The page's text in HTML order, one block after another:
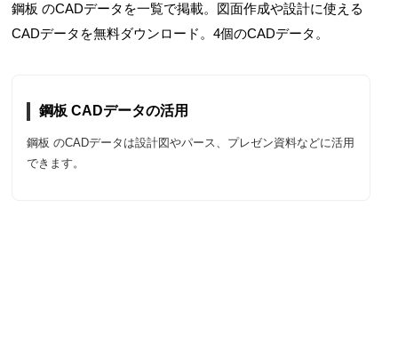
鋼板 のCADデータを一覧で掲載。図面作成や設計に使える
CADデータを無料ダウンロード。4個のCADデータ。
鋼板 CADデータの活用
鋼板 のCADデータは設計図やパース、プレゼン資料などに活用
できます。